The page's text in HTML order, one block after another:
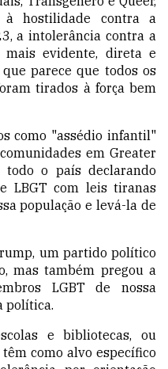
à hostilidade contra a
a intolerância contra a
evidente, direta e
parece que todos os
tirados à força bem
como "assédio infantil"
em Greater
todo o país declarando
LBGT com leis tiranas
população e levá-la de
um partido político
mas também pregou a
LGBT de nossa
política.
e bibliotecas, ou
como alvo específico